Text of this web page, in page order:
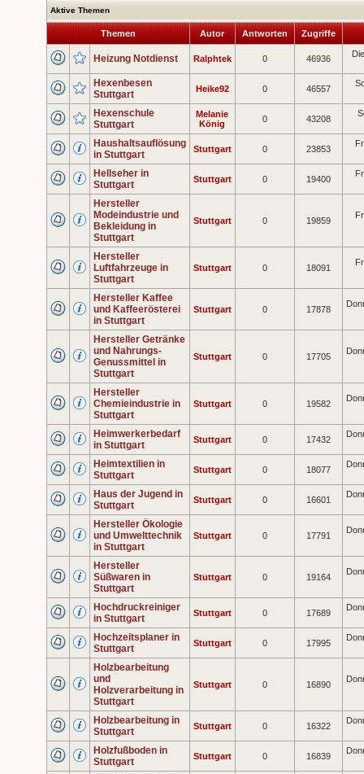
Aktive Themen
Themen Autor Antworten Zugriffe
Heizung Notdienst Ralphtek 0 46936
Hexenbesen
Stuttgart
Heike92 0 46557
Hexenschule
Stuttgart
Melanie
König
0 43208
Haushaltsauflösung
in Stuttgart
Stuttgart 0 23853
Hellseher in
Stuttgart
Stuttgart 0 19400
Hersteller
Modeindustrie und
Bekleidung in
Stuttgart
Stuttgart 0 19859
Hersteller
Luftfahrzeuge in
Stuttgart
Stuttgart 0 18091
Hersteller Kaffee
und Kaffeerösterei
in Stuttgart
Stuttgart 0 17878
Hersteller Getränke
und Nahrungs-
Genussmittel in
Stuttgart
Stuttgart 0 17705
Hersteller
Chemieindustrie in
Stuttgart
Stuttgart 0 19582
Heimwerkerbedarf
in Stuttgart
Stuttgart 0 17432
Heimtextilien in
Stuttgart
Stuttgart 0 18077
Haus der Jugend in
Stuttgart
Stuttgart 0 16601
Hersteller Ökologie
und Umwelttechnik
in Stuttgart
Stuttgart 0 17791
Hersteller
Süßwaren in
Stuttgart
Stuttgart 0 19164
Hochdruckreiniger
in Stuttgart
Stuttgart 0 17689
Hochzeitsplaner in
Stuttgart
Stuttgart 0 17995
Holzbearbeitung
und
Holzverarbeitung in
Stuttgart
Stuttgart 0 16890
Holzbearbeitung in
Stuttgart
Stuttgart 0 16322
Holzfußboden in
Stuttgart
Stuttgart 0 16839